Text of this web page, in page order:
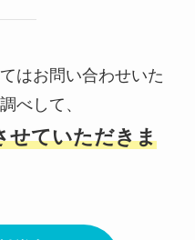
はお問い合わせいた
べして、
せていただきま